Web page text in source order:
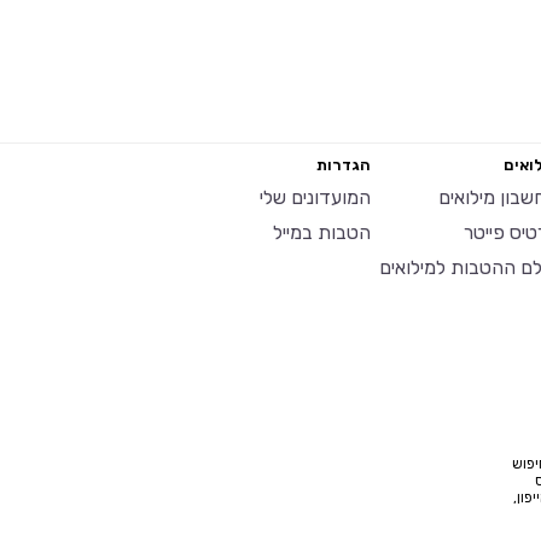
מילואים
פייטר
ההטבות למילואים
הגדרות
המועדונים שלי
הטבות במייל